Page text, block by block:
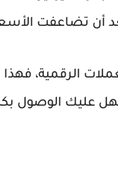
أن تضاعفت
الرقمية،
عليك الوصول